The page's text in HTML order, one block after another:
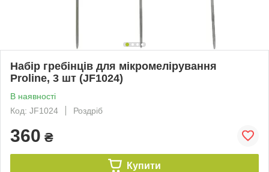
Набір гребінців для мікромелірування
Proline, 3 шт (JF1024)
В наявності
Код: JF1024
Роздріб
360 ₴
Купити